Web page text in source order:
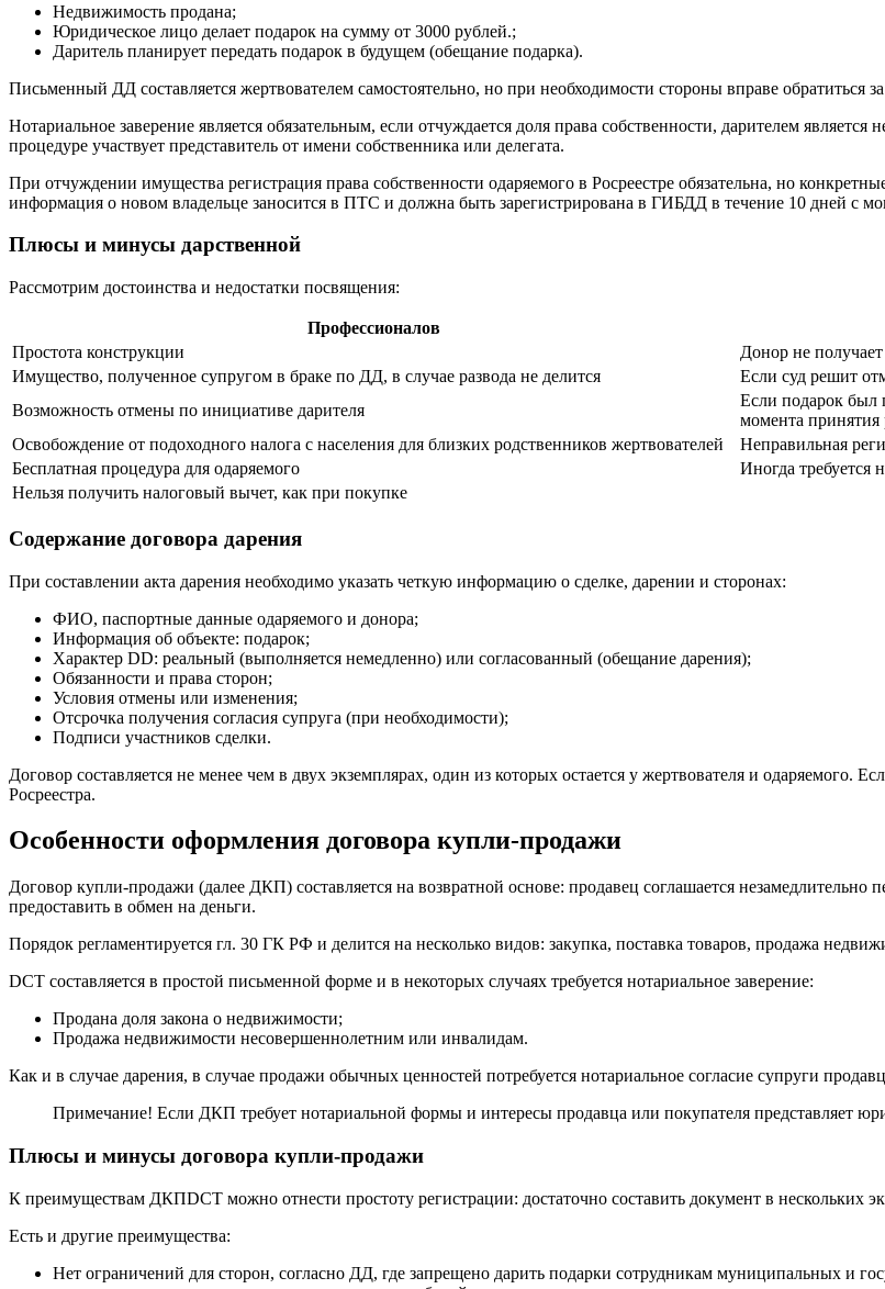
Недвижимость продана;
Юридическое лицо делает подарок на сумму от 3000 рублей.;
Даритель планирует передать подарок в будущем (обещание подарка).
Письменный ДД составляется жертвователем самостоятельно, но при необходимости стороны вправе обратиться
Нотариальное заверение является обязательным, если отчуждается доля права собственности, дарителем
процедуре участвует представитель от имени собственника или делегата.
При отчуждении имущества регистрация права собственности одаряемого в Росреестре обязательна, но
информация о новом владельце заносится в ПТС и должна быть зарегистрирована в ГИБДД в течение 10 дней с
Плюсы и минусы дарственной
Рассмотрим достоинства и недостатки посвящения:
Профессионалов
Простота конструкции
Донор не
Имущество, полученное супругом в браке по ДД, в случае развода не делится
Если суд решит
Возможность отмены по инициативе дарителя
Если подарок был
момента принятия
Освобождение от подоходного налога с населения для близких родственников жертвователей
Неправильная
Бесплатная процедура для одаряемого
Иногда требуется
Нельзя получить налоговый вычет, как при покупке
Содержание договора дарения
При составлении акта дарения необходимо указать четкую информацию о сделке, дарении и сторонах:
ФИО, паспортные данные одаряемого и донора;
Информация об объекте: подарок;
Характер DD: реальный (выполняется немедленно) или согласованный (обещание дарения);
Обязанности и права сторон;
Условия отмены или изменения;
Отсрочка получения согласия супруга (при необходимости);
Подписи участников сделки.
Договор составляется не менее чем в двух экземплярах, один из которых остается у жертвователя и одаряемого.
Росреестра.
Особенности оформления договора купли-продажи
Договор купли-продажи (далее ДКП) составляется на возвратной основе: продавец соглашается незамедлительно
предоставить в обмен на деньги.
Порядок регламентируется гл. 30 ГК РФ и делится на несколько видов: закупка, поставка товаров, продажа
DCT составляется в простой письменной форме и в некоторых случаях требуется нотариальное заверение:
Продана доля закона о недвижимости;
Продажа недвижимости несовершеннолетним или инвалидам.
Как и в случае дарения, в случае продажи обычных ценностей потребуется нотариальное согласие супруги
Примечание! Если ДКП требует нотариальной формы и интересы продавца или покупателя представляет
Плюсы и минусы договора купли-продажи
К преимуществам ДКПDCT можно отнести простоту регистрации: достаточно составить документ в нескольких
Есть и другие преимущества:
Нет ограничений для сторон, согласно ДД, где запрещено дарить подарки сотрудникам муниципальных и